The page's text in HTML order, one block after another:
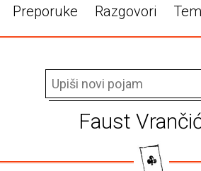
Preporuke Razgovori
Faust